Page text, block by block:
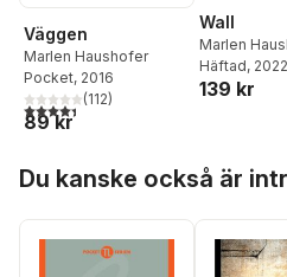
Väggen
Marlen Haushofer
Pocket, 2016
4,4utav 5 stjärnor. Totalt antal röster:
(112)
89 kr
Wall
Marlen
Häftad, 2022
139 kr
Du kanske också är